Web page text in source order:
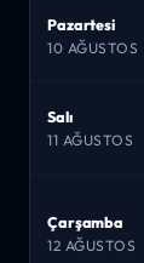
Pazartesi
10 AĞUSTOS
Salı
11 AĞUSTOS
Çarşamba
12 AĞUSTOS